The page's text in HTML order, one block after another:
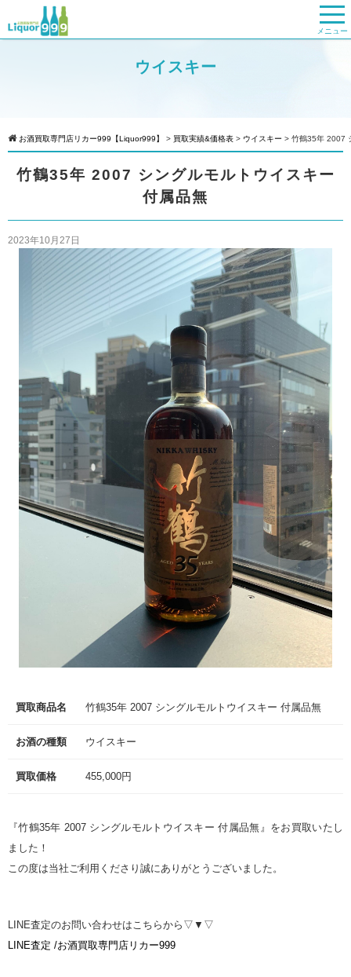
メニュー
ウイスキー
お酒買取専門店リカー999【Liquor999】 > 買取実績&価格表 > ウイスキー > 竹鶴35年 2007
竹鶴35年 2007 シングルモルトウイスキー
付属品無
2023年10月27日
買取商品名 竹鶴35年 2007 シングルモルトウイスキー 付属品無
お酒の種類 ウイスキー
買取価格 455,000円
『竹鶴35年 2007 シングルモルトウイスキー 付属品無』をお買取いたし
ました！
この度は当社ご利用くださり誠にありがとうございました。
LINE査定のお問い合わせはこちらから▽▼▽
LINE査定 /お酒買取専門店リカー999